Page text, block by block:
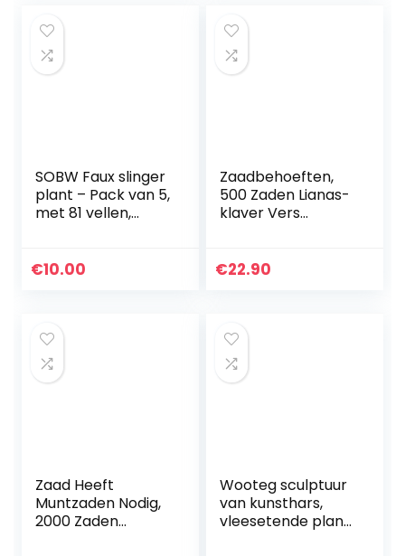
SOBW Faux slinger
plant – Pack van 5,
met 81 vellen,
bruiloft decoratie
€10.00
Zaadbehoeften,
500 Zaden Lianas-
klaver Vers
Groenblijvende
€22.90
Zaad Heeft
Muntzaden Nodig,
2000 Zaden
Wooteg sculptuur
van kunsthars,
vleesetende plant,